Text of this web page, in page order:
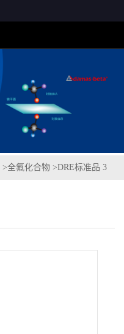
>全氟化合物 >DRE标准品 3